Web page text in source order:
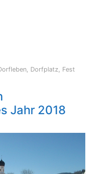
, Dorfplatz, Fest
Jahr 2018